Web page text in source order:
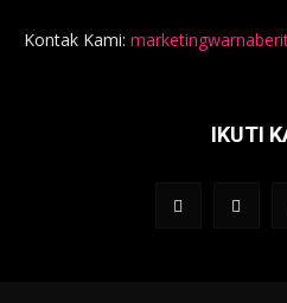
Kontak Kami:
IKUTI